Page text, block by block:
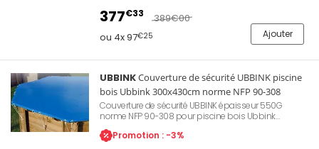
apportés par le vent. Permet également de conserver
la chaleur de l'eau et d'empêcher l'accès aux enfants.
377€33 389€00
ou 4x 97€25 Ajouter
UBBINKCouverture de sécurité UBBINK piscine
bois Ubbink 300x430cm norme NFP 90-308
Couverture de sécurité UBBINK épaisseur 550G
norme NFP 90-308 pour piscine bois Ubbink
300x430cm. Permet une protection de la qualité
d'eau lors des périodes d'hivernage ou d'absence.
Promotion : -3%